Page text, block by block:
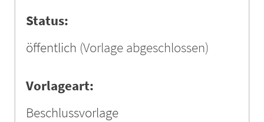
Status:
öffentlich (Vorlage abgeschlossen)
Vorlageart:
Beschlussvorlage